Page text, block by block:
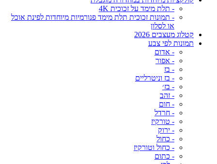
- תלת מימד על זכוכית 4K
- תמונות זכוכית תלת מימד פנורמיות מיוחדות לפינת אוכל
או לסלון
קטלוג מעצבים 2026
תמונות לפי צבע
- אדום
- אפור
- בז
- בז וניטרליים
- בז׳
- זהב
- חום
- חרדל
- טורקיז
- ירוק
- כחול
- כחול וטורקיז
- כתום